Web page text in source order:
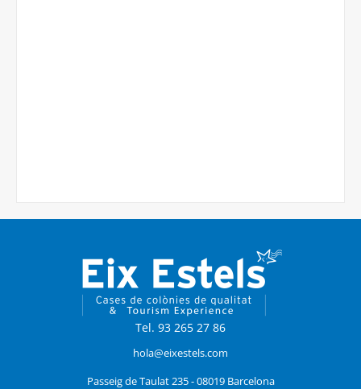
Tel. 93 265 27 86
hola@eixestels.com
Passeig de Taulat 235 - 08019 Barcelona